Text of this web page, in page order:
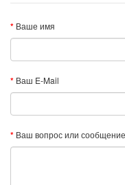
Ваше имя
Ваш E-Mail
Ваш вопрос или сообщение